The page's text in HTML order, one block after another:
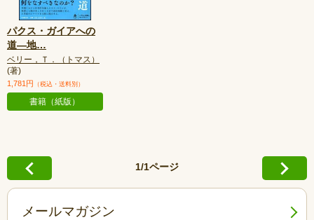
パクス・ガイアへの
道—地…
ベリー，Ｔ．（トマス）
(著)
1,781円 （税込・送料別）
書籍（紙版）
1/1ページ
メールマガジン